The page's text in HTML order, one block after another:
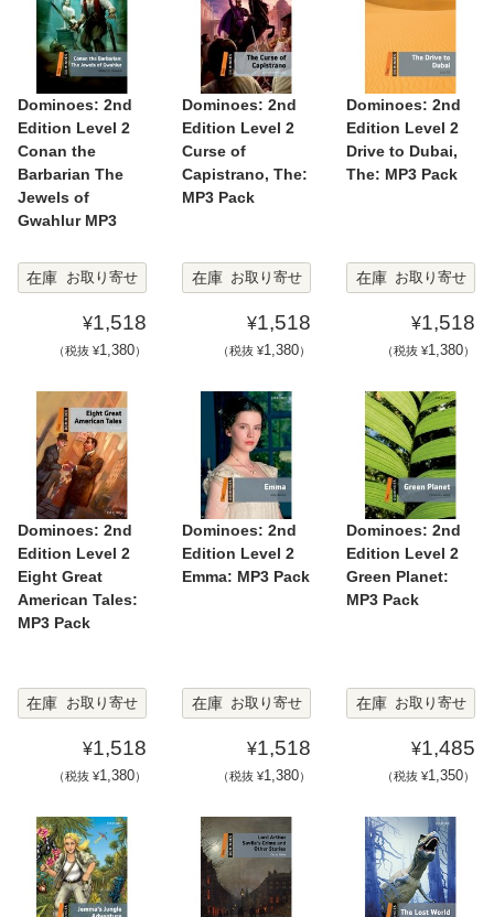
Dominoes: 2nd
Edition Level 2
Conan the
Barbarian The
Jewels of
Gwahlur MP3
在庫 お取り寄せ
¥1,518
（税抜 ¥1,380）
Dominoes: 2nd
Edition Level 2
Curse of
Capistrano, The:
MP3 Pack
在庫 お取り寄せ
¥1,518
（税抜 ¥1,380）
Dominoes: 2nd
Edition Level 2
Drive to Dubai,
The: MP3 Pack
在庫 お取り寄せ
¥1,518
（税抜 ¥1,380）
Dominoes: 2nd
Edition Level 2
Eight Great
American Tales:
MP3 Pack
在庫 お取り寄せ
¥1,518
（税抜 ¥1,380）
Dominoes: 2nd
Edition Level 2
Emma: MP3 Pack
在庫 お取り寄せ
¥1,518
（税抜 ¥1,380）
Dominoes: 2nd
Edition Level 2
Green Planet:
MP3 Pack
在庫 お取り寄せ
¥1,485
（税抜 ¥1,350）